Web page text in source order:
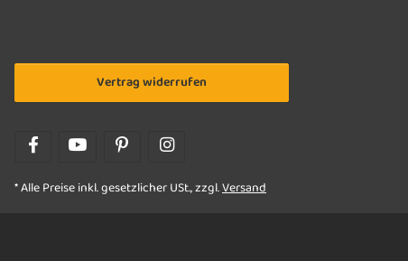
Vertrag widerrufen
* Alle Preise inkl. gesetzlicher USt., zzgl.Versand